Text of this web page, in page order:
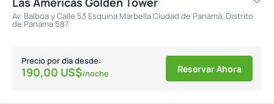
Av. Balboa y Calle 53 Esquina Marbella Ciudad de Panamá, Distrito
de Panama 587
Precio por día desde:
190,00 US$/noche Reservar Ahora